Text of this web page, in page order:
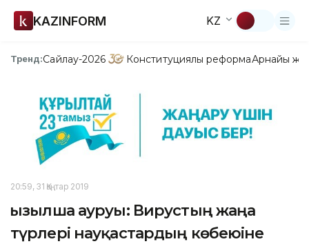
KAZINFORM KZ
Тренд:Сайлау-2026 Конституциялық реформаАрнайы
20:59, 31 Қаңтар 2019
Қызылша ауруы: Вирустың жаңа
түрлері науқастардың көбеюіне